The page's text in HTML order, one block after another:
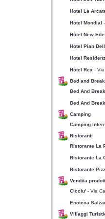
Hotel Le
Hotel Mondial
Hotel New
Hotel Pian
Hotel
Hotel Rex -
Bed and
Bed And
Bed And
Camping
Camping
Ristoranti
Ristorante La
Ristorante La
Ristorante
Vendita
Cicciu' - Via
Enoteca
Villaggi